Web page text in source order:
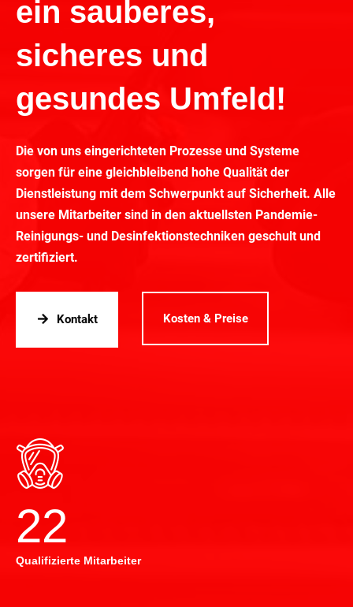
ein sauberes,
sicheres und
gesundes Umfeld!
Die von uns eingerichteten Prozesse und Systeme
sorgen für eine gleichbleibend hohe Qualität der
Dienstleistung mit dem Schwerpunkt auf Sicherheit. Alle
unsere Mitarbeiter sind in den aktuellsten Pandemie-
Reinigungs- und Desinfektionstechniken geschult und
zertifiziert.
Kontakt Kosten & Preise
22
Qualifizierte Mitarbeiter